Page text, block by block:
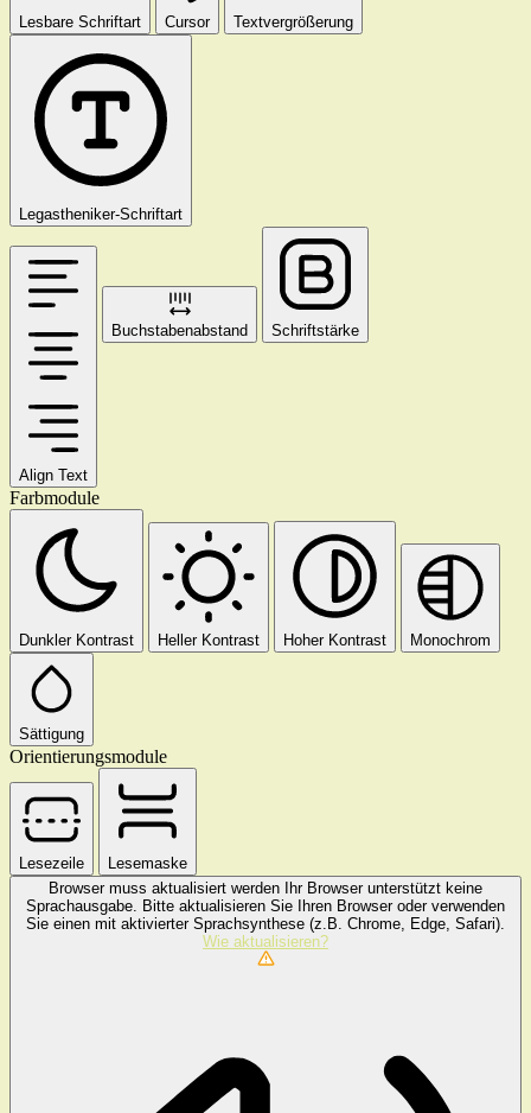
Lesbare Schriftart Cursor Textvergrößerung
Legastheniker-Schriftart
Align Text
Buchstabenabstand Schriftstärke
Farbmodule
Dunkler Kontrast Heller Kontrast Hoher Kontrast Monochrom
Sättigung
Orientierungsmodule
Lesezeile
Lesemaske
Browser muss aktualisiert werden
Ihr Browser unterstützt keine
Sprachausgabe. Bitte aktualisieren Sie Ihren Browser oder verwenden
Sie einen mit aktivierter Sprachsynthese (z.B. Chrome, Edge, Safari).
Wie aktualisieren?